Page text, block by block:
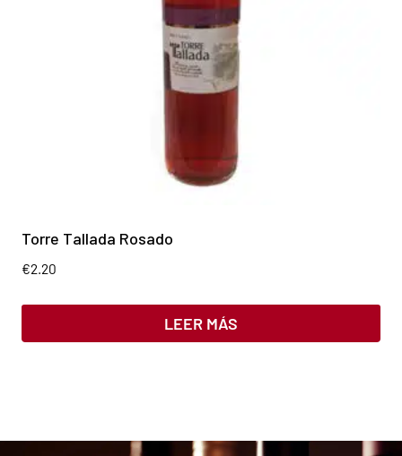
Torre Tallada Rosado
€2.20
LEER MÁS